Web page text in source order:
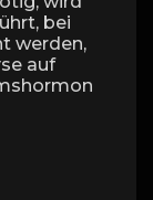
bei
werden,
auf